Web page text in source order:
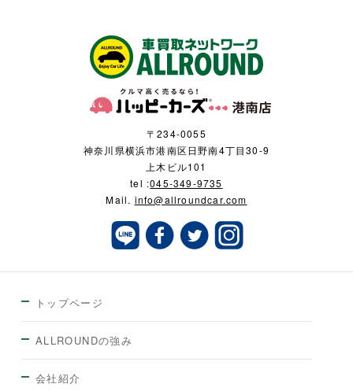
〒234-0055
神奈川県横浜市港南区日野南4丁目30-9
上木ビル101
tel :045-349-9735
Mail. info@allroundcar.com
トップページ
ALLROUNDの強み
会社紹介